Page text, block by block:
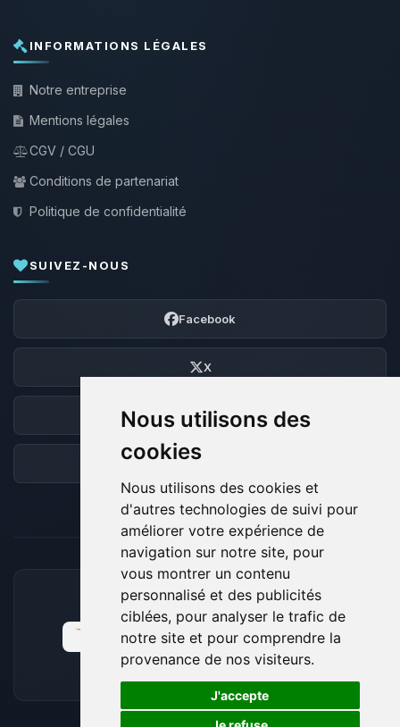
Nous utilisons des
cookies
Nous utilisons des cookies et
d'autres technologies de suivi pour
améliorer votre expérience de
navigation sur notre site, pour
vous montrer un contenu
personnalisé et des publicités
ciblées, pour analyser le trafic de
notre site et pour comprendre la
provenance de nos visiteurs.
J'accepte
INFORMATIONS LÉGALES
Notre entreprise
Mentions légales
CGV / CGU
Conditions de partenariat
Politique de confidentialité
SUIVEZ-NOUS
Facebook
X
Discord
Forum
MOYENS DE PAIEMENT ACCEPTÉS
🍪